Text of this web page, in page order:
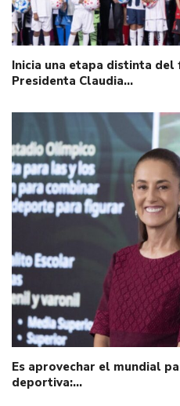
Inicia una etapa distinta
Presidenta Claudia…
Es aprovechar el mundial
deportiva:…